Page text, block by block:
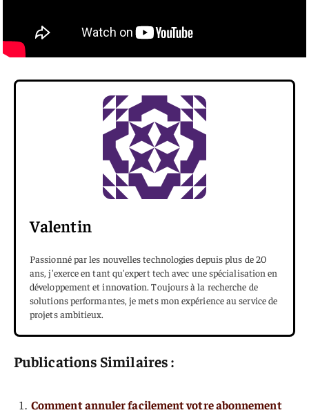
Valentin
Passionné par les nouvelles technologies depuis plus de 20
ans, j'exerce en tant qu'expert tech avec une spécialisation en
développement et innovation. Toujours à la recherche de
solutions performantes, je mets mon expérience au service de
projets ambitieux.
Publications Similaires :
Comment annuler facilement votre abonnement